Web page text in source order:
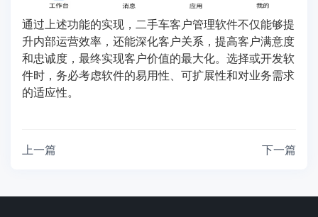
通过上述功能的实现，二手车客户管理软件不仅能够提
升内部运营效率，还能深化客户关系，提高客户满意度
和忠诚度，最终实现客户价值的最大化。选择或开发软
件时，务必考虑软件的易用性、可扩展性和对业务需求
的适应性。
上一篇 下一篇